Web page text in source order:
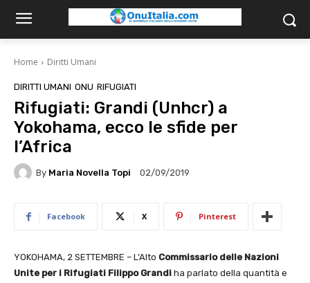
Home Diritti Umani
DIRITTI UMANI ONU RIFUGIATI
Rifugiati: Grandi (Unhcr) a
Yokohama, ecco le sfide per
l’Africa
By Maria Novella Topi 02/09/2019
Facebook X Pinterest
YOKOHAMA, 2 SETTEMBRE – L’Alto Commissario delle Nazioni
Unite per i Rifugiati Filippo Grandi ha parlato della quantità e